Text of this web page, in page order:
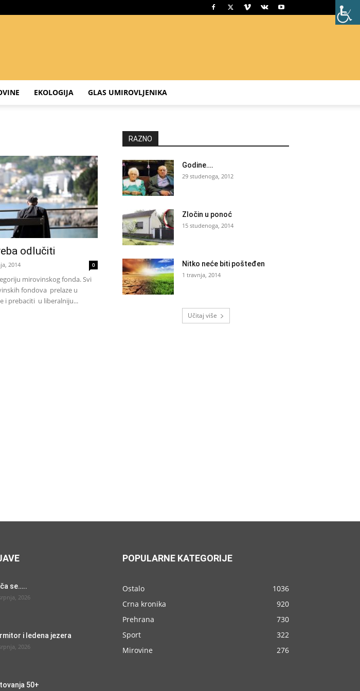
EKOLOGIJA GLAS UMIROVLJENIKA
odlučiti
2014 0
mirovinskog fonda. Svi
fondova prelaze u
i prebaciti u liberalniju...
RAZNO
Godine….
29 studenoga, 2012
Zločin u ponoć
15 studenoga, 2014
Nitko neće biti pošteđen
1 travnja, 2014
Učitaj više
se…..
2026
i ledena jezera
2026
50+
POPULARNE KATEGORIJE
Ostalo
1036
Crna kronika
920
Prehrana
730
Sport
322
Mirovine
276